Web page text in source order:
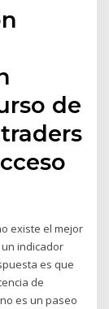
de
existe el mejor
indicador
es que
de
es un paseo